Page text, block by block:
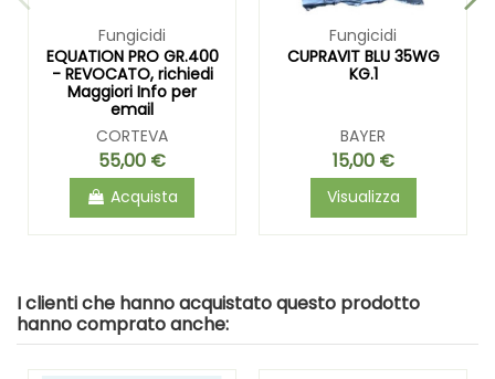
Fungicidi
EQUATION PRO GR.400
- REVOCATO, richiedi
Maggiori Info per
email
CORTEVA
55,00 €
Acquista
Fungicidi
CUPRAVIT BLU 35WG
KG.1
BAYER
15,00 €
Visualizza
I clienti che hanno acquistato questo prodotto
hanno comprato anche: